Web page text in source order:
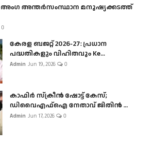
അംഗ അന്തർസംസ്ഥാന മനുഷ്യക്കടത്ത്
0
കേരള ബജറ്റ് 2026-27: പ്രധാന
പദ്ധതികളും വിഹിതവും Ke...
Admin Jun 19, 2026 0
കാഫിർ സ്‌ക്രീൻ ഷോട്ട് കേസ്;
ഡിവൈഎഫ്ഐ നേതാവ് ജിതിൻ ...
Admin Jun 17, 2026 0